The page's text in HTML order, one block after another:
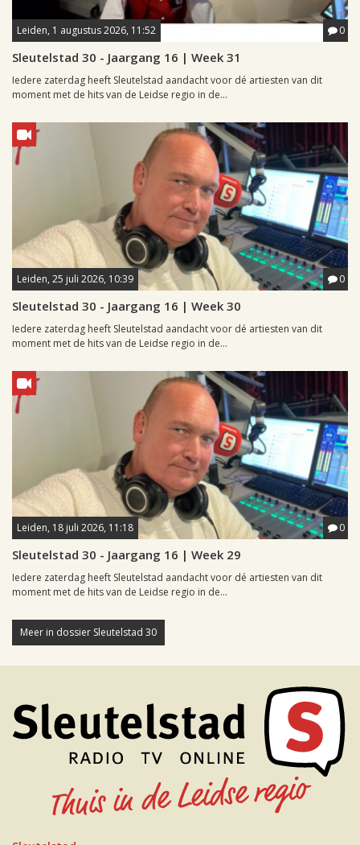
Leiden, 1 augustus 2026, 11:52 0
Sleutelstad 30 - Jaargang 16 | Week 31
Iedere zaterdag heeft Sleutelstad aandacht voor dé artiesten van dit
moment met de hits van de Leidse regio in de...
Leiden, 25 juli 2026, 10:39 0
Sleutelstad 30 - Jaargang 16 | Week 30
Iedere zaterdag heeft Sleutelstad aandacht voor dé artiesten van dit
moment met de hits van de Leidse regio in de...
Leiden, 18 juli 2026, 11:18 0
Sleutelstad 30 - Jaargang 16 | Week 29
Iedere zaterdag heeft Sleutelstad aandacht voor dé artiesten van dit
moment met de hits van de Leidse regio in de...
Meer in dossier Sleutelstad 30